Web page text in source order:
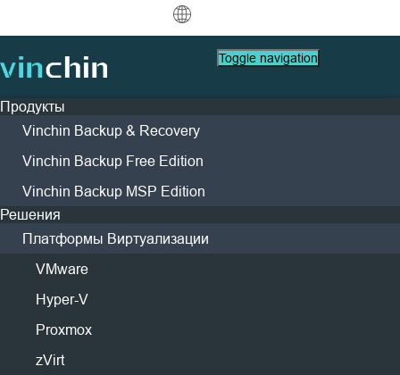
Скачать Поддержка
Deutsch
Français
Защита данных
Резервное копирование
Мгновенная репликация
Архивирование
Оркестрация заданий
Виртуальный
VMware
Hyper-V
Proxmox
XCP-ng
H3C CAS/UIS
ZStack
Sangfor HCI
Ресурсы поддержки
FAQs
How To Видео
Центр помощи
Живые Мероприятия
Вебинары
Живой Демо
Руководство по Покупке
Как Купить
Политики Лицензии
Контакт
Запросить Цену
Стать Партнером
Стать Партнером
Найти Партнера
Найти Локального Партнера
Доступ к Порталу Партнеров
Партнерский Портал
Компания
О Vinchin
Лидерство
Контакты
СМИ
Новости & Мероприятия
Кейсы Клиентов
Toggle navigation
Продукты
Vinchin Backup & Recovery
Vinchin Backup Free Edition
Vinchin Backup MSP Edition
Решения
Платформы Виртуализации
VMware
Hyper-V
Proxmox
zVirt
Начните 60-дневную бесплатную
пробную версию уже сегодня!